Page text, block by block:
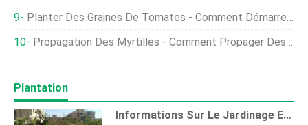
Planter Des Graines De Tomates - Comment Démarrer Des Plants De Tomates À Partir De Graines
Propagation Des Myrtilles - Comment Propager Des Buissons De Myrtilles
Plantation
Informations Sur Le Jardinage En Terrasse (jardinage Sur Le Toit)